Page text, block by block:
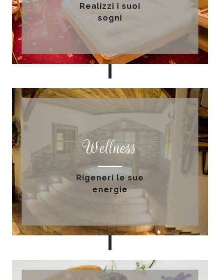
Realizzi i suoi
sogni
Wellness
Rigeneri le sue
energie